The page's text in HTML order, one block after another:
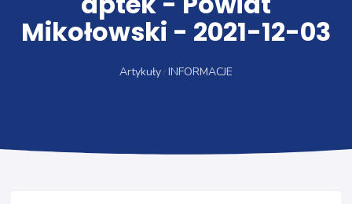
Mikołowski - 2021-12-03
Artykuły INFORMACJE